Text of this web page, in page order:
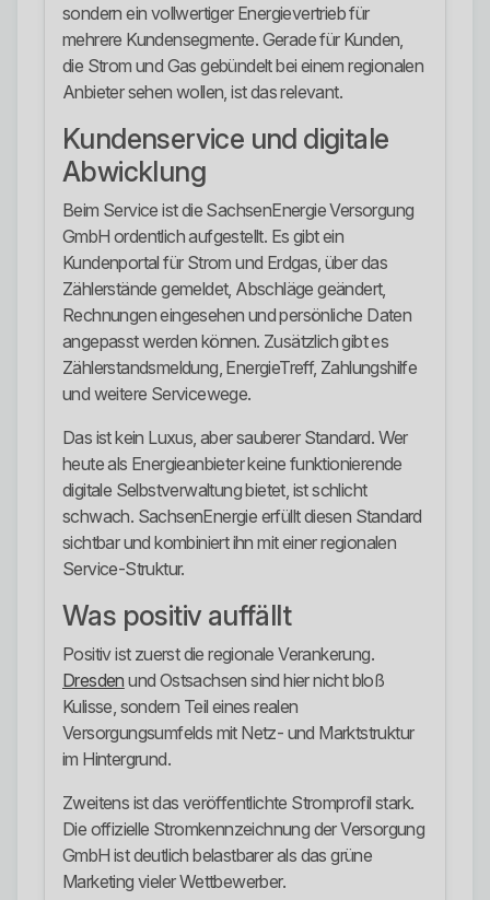
sondern ein vollwertiger Energievertrieb für
mehrere Kundensegmente. Gerade für Kunden,
die Strom und Gas gebündelt bei einem regionalen
Anbieter sehen wollen, ist das relevant.
Kundenservice und digitale
Abwicklung
Beim Service ist die SachsenEnergie Versorgung
GmbH ordentlich aufgestellt. Es gibt ein
Kundenportal für Strom und Erdgas, über das
Zählerstände gemeldet, Abschläge geändert,
Rechnungen eingesehen und persönliche Daten
angepasst werden können. Zusätzlich gibt es
Zählerstandsmeldung, EnergieTreff, Zahlungshilfe
und weitere Servicewege.
Das ist kein Luxus, aber sauberer Standard. Wer
heute als Energieanbieter keine funktionierende
digitale Selbstverwaltung bietet, ist schlicht
schwach. SachsenEnergie erfüllt diesen Standard
sichtbar und kombiniert ihn mit einer regionalen
Service-Struktur.
Was positiv auffällt
Positiv ist zuerst die regionale Verankerung.
Dresden und Ostsachsen sind hier nicht bloß
Kulisse, sondern Teil eines realen
Versorgungsumfelds mit Netz- und Marktstruktur
im Hintergrund.
Zweitens ist das veröffentlichte Stromprofil stark.
Die offizielle Stromkennzeichnung der Versorgung
GmbH ist deutlich belastbarer als das grüne
Marketing vieler Wettbewerber.